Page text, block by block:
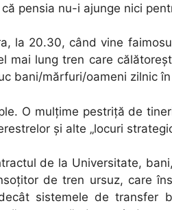
pensia nu-i ajunge nici
la 20.30, când vine
mai lung tren care
bani/mărfuri/oameni zilnic
O mulţime pestriţă de
şi alte „locuri
de la Universitate,
de tren ursuz, care
sistemele de transfer